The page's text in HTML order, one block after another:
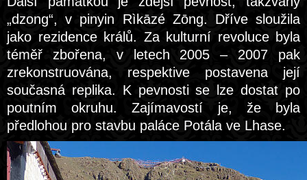
„dzong“, v pinyin Rìkāzé Zōng. Dříve sloužila
jako rezidence králů. Za kulturní revoluce byla
téměř zbořena, v letech 2005 – 2007 pak
zrekonstruována, respektive postavena její
současná replika. K pevnosti se lze dostat po
poutním okruhu. Zajímavostí je, že byla
předlohou pro stavbu paláce Potála ve Lhase.